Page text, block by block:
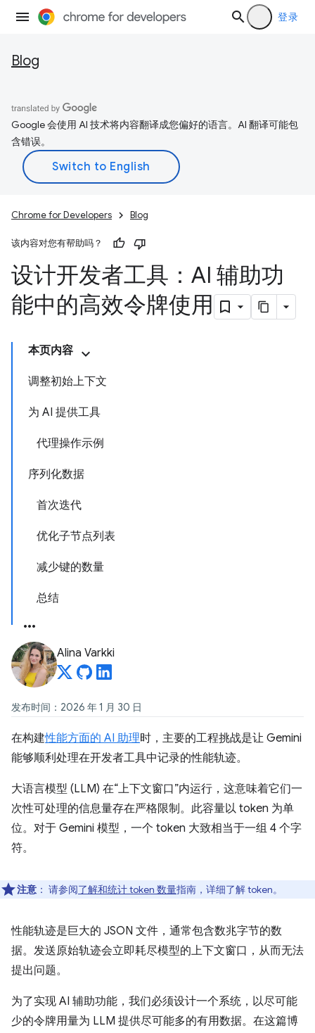
登录
Blog
Google 会使用 AI 技术将内容翻译成您偏好的语言。AI 翻译可能包
含错误。
Chrome for Developers Blog
该内容对您有帮助吗？
设计开发者工具：AI 辅助功
能中的高效令牌使用
本页内容
调整初始上下文
为 AI 提供工具
代理操作示例
序列化数据
首次迭代
优化子节点列表
减少键的数量
总结
Alina Varkki
发布时间：2026 年 1 月 30 日
在构建性能方面的 AI 助理时，主要的工程挑战是让 Gemini
能够顺利处理在开发者工具中记录的性能轨迹。
大语言模型 (LLM) 在“上下文窗口”内运行，这意味着它们一
次性可处理的信息量存在严格限制。此容量以 token 为单
位。对于 Gemini 模型，一个 token 大致相当于一组 4 个字
符。
注意 ： 请参阅了解和统计 token 数量指南，详细了解 token。
性能轨迹是巨大的 JSON 文件，通常包含数兆字节的数
据。发送原始轨迹会立即耗尽模型的上下文窗口，从而无法
提出问题。
为了实现 AI 辅助功能，我们必须设计一个系统，以尽可能
少的令牌用量为 LLM 提供尽可能多的有用数据。在这篇博